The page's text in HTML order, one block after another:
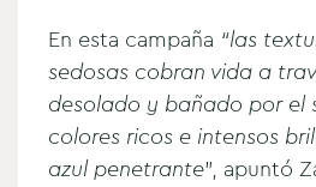
En esta campaña “las
sedosas cobran vida a
desolado y bañado por el
colores ricos e intensos
azul penetrante”, apuntó